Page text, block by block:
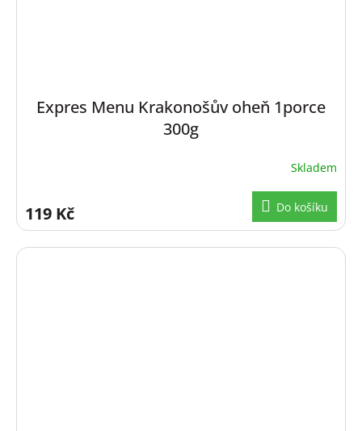
Expres Menu Krakonošův oheň 1porce
300g
Skladem
119 Kč Do košíku